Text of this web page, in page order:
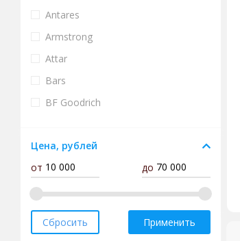
Antares
Armstrong
Attar
Bars
BF Goodrich
Compasal
Cordiant
Delinte
Doublecoin
Doublestar
Цена, рублей
от
до
Применить
Сбросить